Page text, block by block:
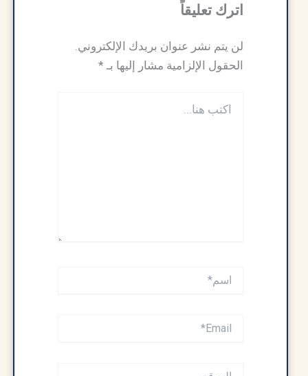
اترك تعليقاً
لن يتم نشر عنوان بريدك الإلكتروني.
الحقول الإلزامية مشار إليها بـ*